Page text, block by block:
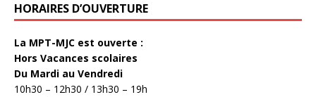
HORAIRES D’OUVERTURE
La MPT-MJC est ouverte :
Hors Vacances scolaires
Du Mardi au Vendredi
10h30 – 12h30 / 13h30 – 19h